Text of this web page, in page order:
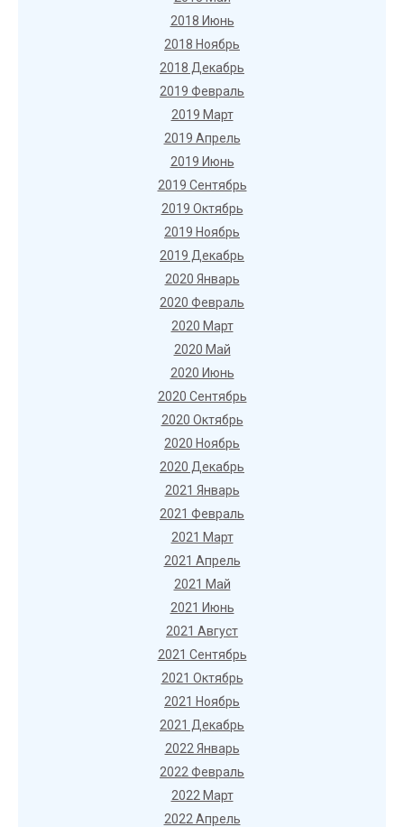
2018 Июнь
2018 Ноябрь
2018 Декабрь
2019 Февраль
2019 Март
2019 Апрель
2019 Июнь
2019 Сентябрь
2019 Октябрь
2019 Ноябрь
2019 Декабрь
2020 Январь
2020 Февраль
2020 Март
2020 Май
2020 Июнь
2020 Сентябрь
2020 Октябрь
2020 Ноябрь
2020 Декабрь
2021 Январь
2021 Февраль
2021 Март
2021 Апрель
2021 Май
2021 Июнь
2021 Август
2021 Сентябрь
2021 Октябрь
2021 Ноябрь
2021 Декабрь
2022 Январь
2022 Февраль
2022 Март
2022 Апрель